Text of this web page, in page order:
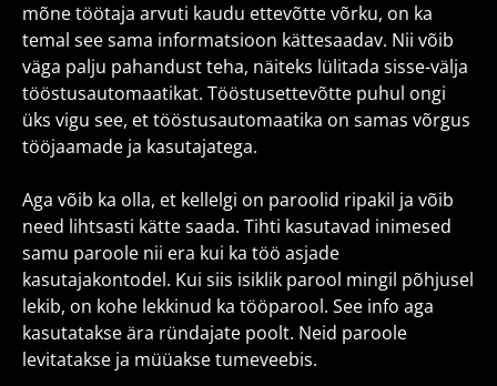
mõne töötaja arvuti kaudu ettevõtte võrku, on ka
temal see sama informatsioon kättesaadav. Nii võib
väga palju pahandust teha, näiteks lülitada sisse-välja
tööstusautomaatikat. Tööstusettevõtte puhul ongi
üks vigu see, et tööstusautomaatika on samas võrgus
tööjaamade ja kasutajatega.
Aga võib ka olla, et kellelgi on paroolid ripakil ja võib
need lihtsasti kätte saada. Tihti kasutavad inimesed
samu paroole nii era kui ka töö asjade
kasutajakontodel. Kui siis isiklik parool mingil põhjusel
lekib, on kohe lekkinud ka tööparool. See info aga
kasutatakse ära ründajate poolt. Neid paroole
levitatakse ja müüakse tumeveebis.